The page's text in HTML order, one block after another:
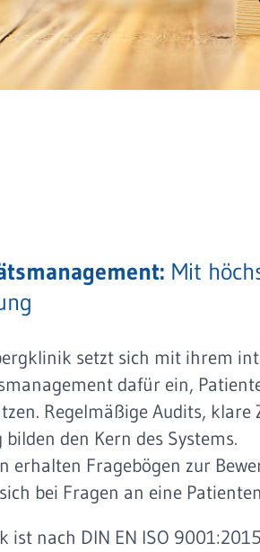
Mit
setzt sich mit ihrem
dafür ein,
Regelmäßige Audits, klare
bilden den Kern des Systems.
erhalten Fragebögen zur
bei Fragen an eine
ist nach DIN EN ISO